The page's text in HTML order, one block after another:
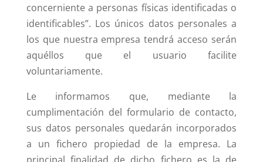
concerniente a personas físicas identificadas o
identificables”. Los únicos datos personales a
los que nuestra empresa tendrá acceso serán
aquéllos que el usuario facilite
voluntariamente.
Le informamos que, mediante la
cumplimentación del formulario de contacto,
sus datos personales quedarán incorporados
a un fichero propiedad de la empresa. La